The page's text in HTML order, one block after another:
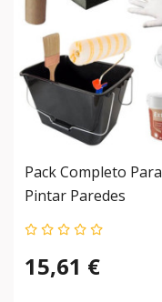
Pack Completo Para
Pintar Paredes
15,61 €